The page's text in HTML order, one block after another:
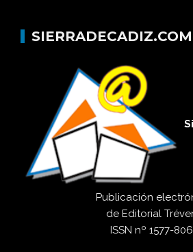
SIERRADECADIZ.COM
Publicación
de Editorial
ISSN nº 1577-